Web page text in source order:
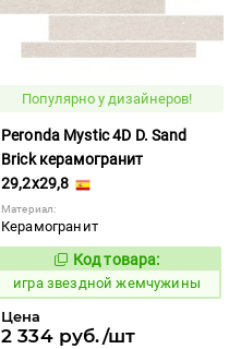
Популярно у дизайнеров!
Peronda Mystic 4D D. Sand
Brick керамогранит
29,2x29,8
Материал:
Керамогранит
Код:
550526
Код товара:
игра звездной жемчужины
Цена
2 334 руб./шт